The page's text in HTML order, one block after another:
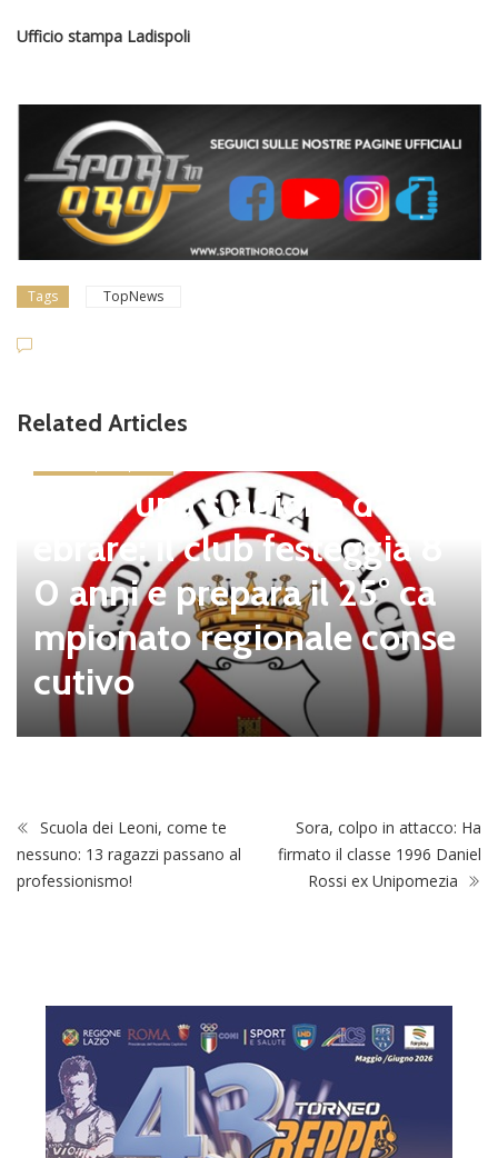
Ufficio stampa Ladispoli
Tags TopNews
Related Articles
Tolfa, una stagione da cel
ebrare: il club festeggia 8
0 anni e prepara il 25° ca
mpionato regionale conse
cutivo
Scuola dei Leoni, come te
nessuno: 13 ragazzi passano al
professionismo!
Sora, colpo in attacco: Ha
firmato il classe 1996 Daniel
Rossi ex Unipomezia